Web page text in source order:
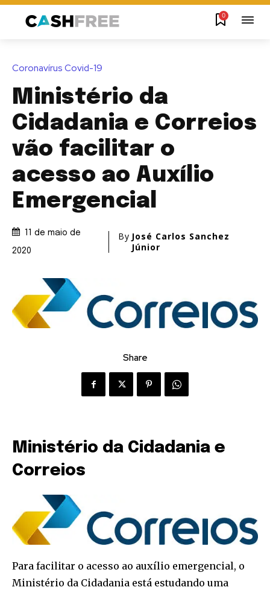
0
Coronavírus Covid-19
Ministério da
Cidadania e Correios
vão facilitar o
acesso ao Auxílio
Emergencial
11 de maio de
2020
By José Carlos Sanchez
Júnior
Share
Ministério da Cidadania e
Correios
Para facilitar o acesso ao auxílio emergencial, o
Ministério da Cidadania está estudando uma